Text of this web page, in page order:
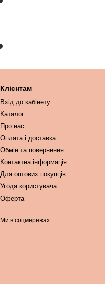
Клієнтам
Вхід до кабінету
Каталог
Про нас
Оплата і доставка
Обмін та повернення
Контактна інформація
Для оптових покупців
Угода користувача
Оферта
Ми в соцмережах